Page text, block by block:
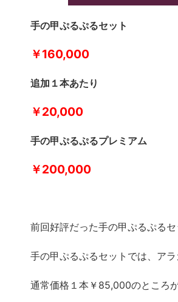
手の甲ぷるぷるセット
￥160,000
追加１本あたり
￥20,000
手の甲ぷるぷるプレミアム
￥200,000
前回好評だった手の甲ぷるぷる
手の甲ぷるぷるセットでは、ア
通常価格１本￥85,000のところ